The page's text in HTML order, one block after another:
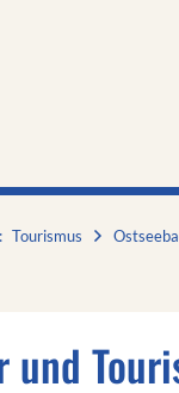
Tourismus
und